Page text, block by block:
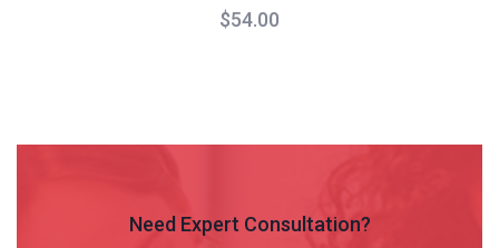
$54.00
Need Expert Consultation?